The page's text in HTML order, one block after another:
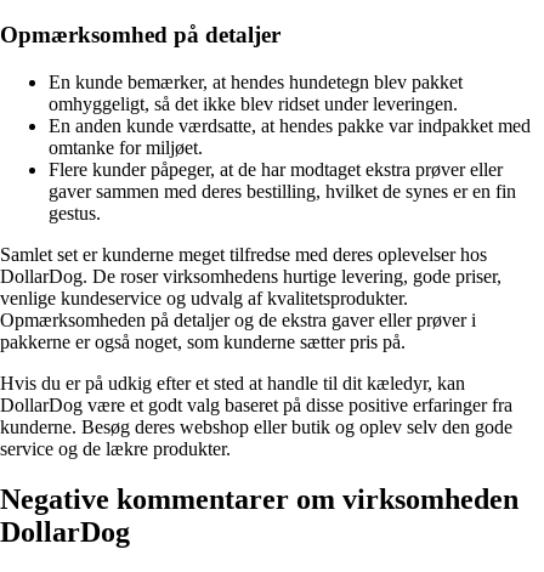
Opmærksomhed på detaljer
En kunde bemærker, at hendes hundetegn blev pakket
omhyggeligt, så det ikke blev ridset under leveringen.
En anden kunde værdsatte, at hendes pakke var indpakket med
omtanke for miljøet.
Flere kunder påpeger, at de har modtaget ekstra prøver eller
gaver sammen med deres bestilling, hvilket de synes er en fin
gestus.
Samlet set er kunderne meget tilfredse med deres oplevelser hos
DollarDog. De roser virksomhedens hurtige levering, gode priser,
venlige kundeservice og udvalg af kvalitetsprodukter.
Opmærksomheden på detaljer og de ekstra gaver eller prøver i
pakkerne er også noget, som kunderne sætter pris på.
Hvis du er på udkig efter et sted at handle til dit kæledyr, kan
DollarDog være et godt valg baseret på disse positive erfaringer fra
kunderne. Besøg deres webshop eller butik og oplev selv den gode
service og de lækre produkter.
Negative kommentarer om virksomheden
DollarDog